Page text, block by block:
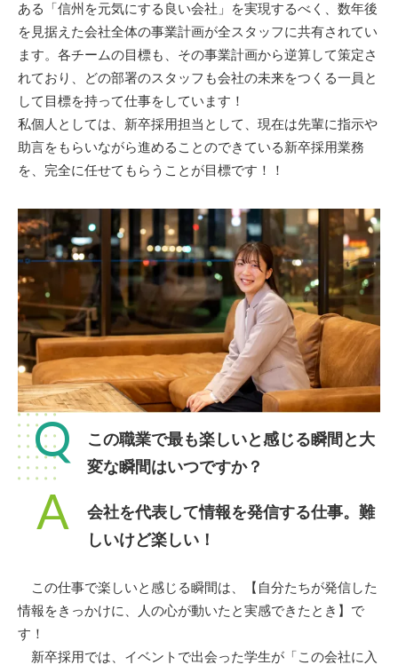
ある「信州を元気にする良い会社」を実現するべく、数年後
を見据えた会社全体の事業計画が全スタッフに共有されてい
ます。各チームの目標も、その事業計画から逆算して策定さ
れており、どの部署のスタッフも会社の未来をつくる一員と
して目標を持って仕事をしています！
私個人としては、新卒採用担当として、現在は先輩に指示や
助言をもらいながら進めることのできている新卒採用業務
を、完全に任せてもらうことが目標です！！
Q
この職業で最も楽しいと感じる瞬間と大
変な瞬間はいつですか？
A
会社を代表して情報を発信する仕事。難
しいけど楽しい！
この仕事で楽しいと感じる瞬間は、【自分たちが発信した
情報をきっかけに、人の心が動いたと実感できたとき】で
す！
新卒採用では、イベントで出会った学生が「この会社に入